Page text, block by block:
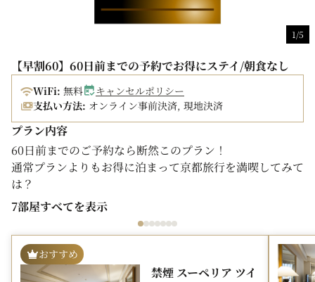
1/5
【早割60】60日前までの予約でお得にステイ/朝食なし
WiFi: 無料
キャンセルポリシー
支払い方法: オンライン事前決済, 現地決済
プラン内容
60日前までのご予約なら断然このプラン！
通常プランよりもお得に泊まって京都旅行を満喫してみて
は？
～自慢のバスルーム～
広々とした洗い場付きバスルームは、お客様からも好評で
当ホテル自慢のバスルームです。蛇口から出る水は、地下
から汲み上げた天然水。ミネラル成分をバランス良く含ん
7部屋すべてを表示
おすすめ
禁煙 スーペリア ツイ